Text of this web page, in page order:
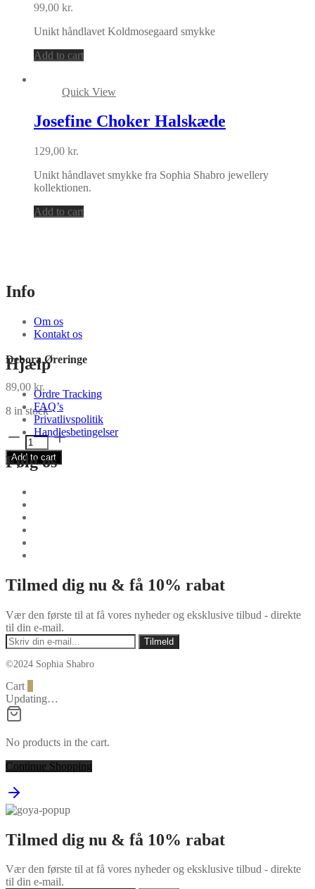
99,00 kr.
Unikt håndlavet Koldmosegaard smykke
Add to cart
Quick View
Josefine Choker Halskæde
129,00 kr.
Unikt håndlavet smykke fra Sophia Shabro jewellery
kollektionen.
Add to cart
Debora Øreringe
89,00 kr.
8 in stock
Debora
Øreringe
quantity
Add to cart
Info
Om os
Kontakt os
Hjælp
Ordre Tracking
FAQ’s
Privatlivspolitik
Handlesbetingelser
Følg os
Tilmed dig nu & få 10% rabat
Vær den første til at få vores nyheder og eksklusive tilbud - direkte
til din e-mail.
©2024 Sophia Shabro
Cart
Updating…
No products in the cart.
Continue Shopping
Tilmed dig nu & få 10% rabat
Vær den første til at få vores nyheder og eksklusive tilbud - direkte
til din e-mail.